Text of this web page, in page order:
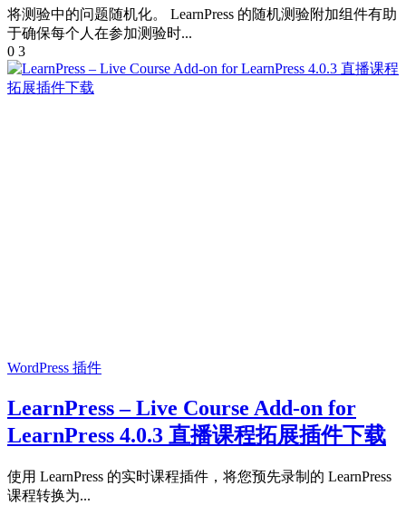
将测验中的问题随机化。 LearnPress 的随机测验附加组件有助
于确保每个人在参加测验时...
0 3
WordPress 插件
LearnPress – Live Course Add-on for
LearnPress 4.0.3 直播课程拓展插件下载
使用 LearnPress 的实时课程插件，将您预先录制的 LearnPress
课程转换为...